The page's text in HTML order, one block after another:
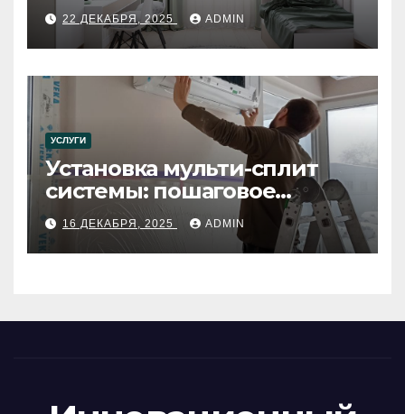
22 ДЕКАБРЯ, 2025 ADMIN
УСЛУГИ
Установка мульти-сплит
системы: пошаговое
руководство
16 ДЕКАБРЯ, 2025 ADMIN